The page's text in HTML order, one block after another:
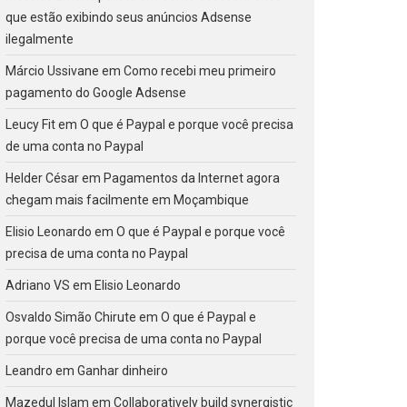
que estão exibindo seus anúncios Adsense
ilegalmente
Márcio Ussivane em Como recebi meu primeiro
pagamento do Google Adsense
Leucy Fitem O que é Paypal e porque você precisa
de uma conta no Paypal
Helder Césarem Pagamentos da Internet agora
chegam mais facilmente em Moçambique
Elisio Leonardo em O que é Paypal e porque você
precisa de uma conta no Paypal
Adriano VS em Elisio Leonardo
Osvaldo Simão Chirute em O que é Paypal e
porque você precisa de uma conta no Paypal
Leandro em Ganhar dinheiro
Mazedul Islam em Collaboratively build synergistic